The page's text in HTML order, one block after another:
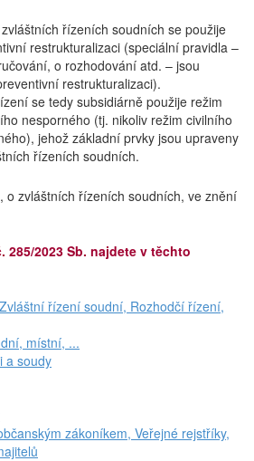
řízeních soudních se použije
restrukturalizaci (speciální pravidla –
o rozhodování atd. – jsou
restrukturalizaci).
se tedy subsidiárně použije režim
nesporného (tj. nikoliv režim civilního
jehož základní prvky jsou upraveny
řízeních soudních.
o zvláštních řízeních soudních, ve znění
285/2023 Sb. najdete v těchto
řízení soudní, Rozhodčí řízení,
místní, ...
a soudy
zákoníkem, Veřejné rejstříky,